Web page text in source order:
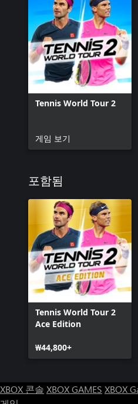
Tennis World Tour 2
게임 보기
포함됨
Tennis World Tour 2
Ace Edition
₩44,800+
XBOX 콘솔 XBOX GAMES XBOX